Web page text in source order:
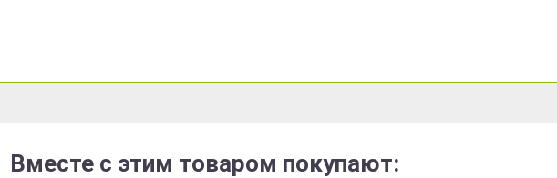
Вместе с этим товаром покупают: